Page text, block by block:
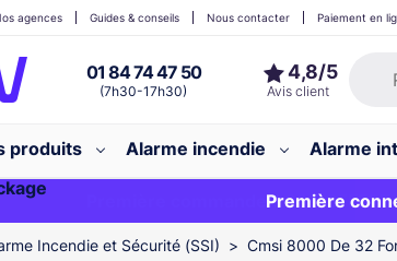
01 84 74 47 50
(7h30-17h30)
agences Guides & conseils Nous contacter Paiement en
produits Alarme incendie Alarme
Première commande ?20€
Première
EXCLU WEB :
Incendie et Sécurité (SSI) Cmsi 8000 De 32